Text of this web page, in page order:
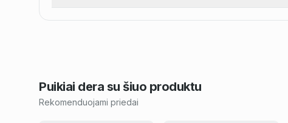
Puikiai dera su šiuo produktu
Rekomenduojami priedai